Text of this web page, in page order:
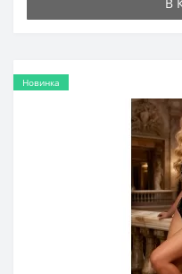
В
Новинка